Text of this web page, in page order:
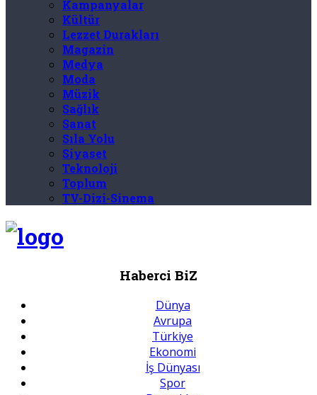
Kampanyalar
Kültür
Lezzet Durakları
Magazin
Medya
Moda
Müzik
Sağlık
Sanat
Sıla Yolu
Siyaset
Teknoloji
Toplum
TV-Dizi-Sinema
Haberci BiZ
Dünya
Avrupa
Türkiye
Ekonomi
İş Dünyası
Spor